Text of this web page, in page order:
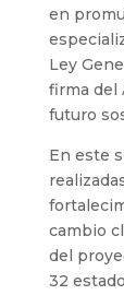
en
Ley
firma del
futuro
En este
cambio
del
32